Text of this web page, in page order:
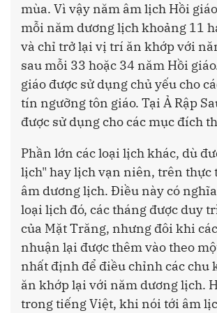
mùa. Vì vậy năm âm lịch Hồi
mỗi năm dương lịch khoảng 11
và chỉ trở lại vị trí ăn khớp với
sau mỗi 33 hoặc 34 năm Hồi
giáo được sử dụng chủ yếu cho
tín ngưỡng tôn giáo. Tại Ả Rập
được sử dụng cho các mục đích
Phần lớn các loại lịch khác, dù
lịch" hay lịch vạn niên, trên thực
âm dương lịch. Điều này có
loại lịch đó, các tháng được duy
của Mặt Trăng, nhưng đôi khi
nhuận lại được thêm vào theo
nhất định để điều chỉnh các chu
ăn khớp lại với năm dương lịch.
trong tiếng Việt, khi nói tới âm